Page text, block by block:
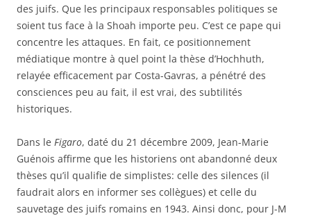
des juifs. Que les principaux responsables politiques se
soient tus face à la Shoah importe peu. C’est ce pape qui
concentre les attaques. En fait, ce positionnement
médiatique montre à quel point la thèse d’Hochhuth,
relayée efficacement par Costa-Gavras, a pénétré des
consciences peu au fait, il est vrai, des subtilités
historiques.
Dans le Figaro, daté du 21 décembre 2009, Jean-Marie
Guénois affirme que les historiens ont abandonné deux
thèses qu’il qualifie de simplistes: celle des silences (il
faudrait alors en informer ses collègues) et celle du
sauvetage des juifs romains en 1943. Ainsi donc, pour J-M